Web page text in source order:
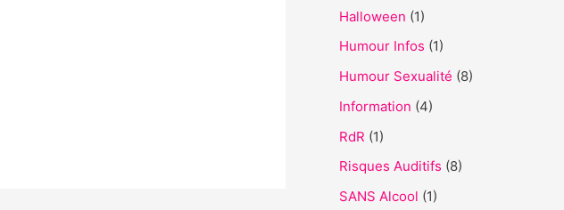
Halloween (1)
Humour Infos (1)
Humour Sexualité (8)
Information (4)
RdR (1)
Risques Auditifs (8)
SANS Alcool (1)